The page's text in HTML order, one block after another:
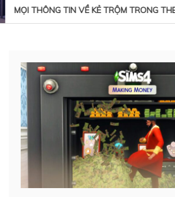
MỌI THÔNG TIN VỀ KẺ TRỘM TRONG THE